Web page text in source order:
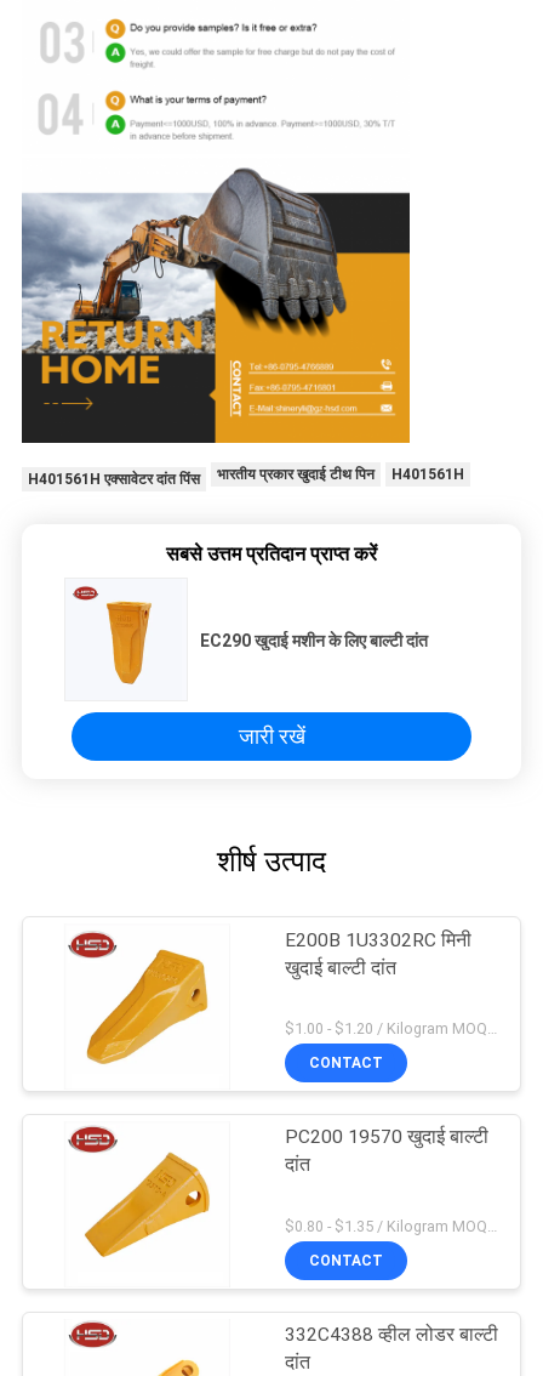
H401561H एक्सावेटर दांत पिंस भारतीय प्रकार खुदाई टीथ पिन H401561H
सबसे उत्तम प्रतिदान प्राप्त करें
EC290 खुदाई मशीन के लिए बाल्टी दांत
जारी रखें
शीर्ष उत्पाद
E200B 1U3302RC मिनी
खुदाई बाल्टी दांत
$1.00 - $1.20 / Kilogram MOQ:100 किलोग्राम / किलोग्राम
CONTACT
PC200 19570 खुदाई बाल्टी
दांत
CONTACT
332C4388 व्हील लोडर बाल्टी
दांत